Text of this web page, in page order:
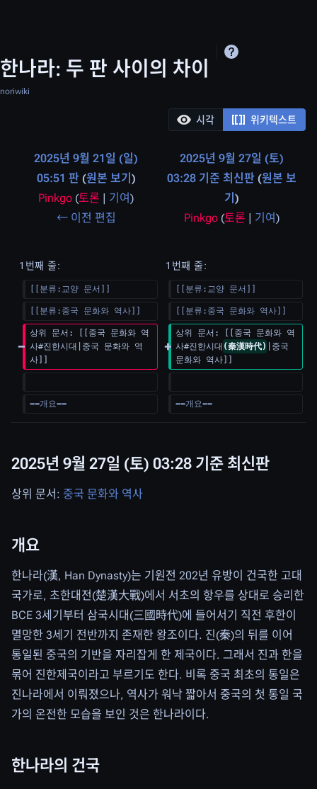
한나라: 두 판 사이의 차이
noriwiki
시각 위키텍스트
2025년 9월 21일 (일)
05:51 판 원본 보기
Pinkgo (토론 | 기여)
← 이전 편집
2025년 9월 27일 (토)
03:28 기준 최신판 원본 보
기
Pinkgo (토론 | 기여)
음
1번째 줄: 1번째 줄:
[[분류:교양 문서]] [[분류:교양 문서]]
[[분류:중국 문화와 역사]] [[분류:중국 문화와 역사]]
상위 문서: [[중국 문화와 역
사#진한시대|중국 문화와 역
사]]
상위 문서: [[중국 문화와 역
사#진한시대 (秦漢時代)
|중국
문화와 역사]]
==개요== ==개요==
2025년 9월 27일 (토) 03:28 기준 최신판
상위 문서: 중국 문화와 역사
개요
한나라(漢, Han Dynasty)는 기원전 202년 유방이 건국한 고대
국가로, 초한대전(楚漢大戰)에서 서초의 항우를 상대로 승리한
BCE 3세기부터 삼국시대(三國時代)에 들어서기 직전 후한이
멸망한 3세기 전반까지 존재한 왕조이다. 진(秦)의 뒤를 이어
통일된 중국의 기반을 자리잡게 한 제국이다. 그래서 진과 한을
묶어 진한제국이라고 부르기도 한다. 비록 중국 최초의 통일은
진나라에서 이뤄졌으나, 역사가 워낙 짧아서 중국의 첫 통일 국
가의 온전한 모습을 보인 것은 한나라이다.
한나라의 건국